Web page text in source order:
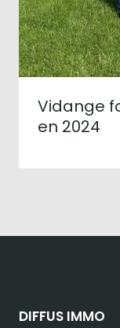
Vidange
en 2024
DIFFUS IMMO